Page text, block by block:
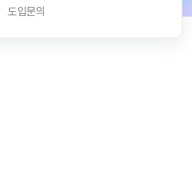
도입문의